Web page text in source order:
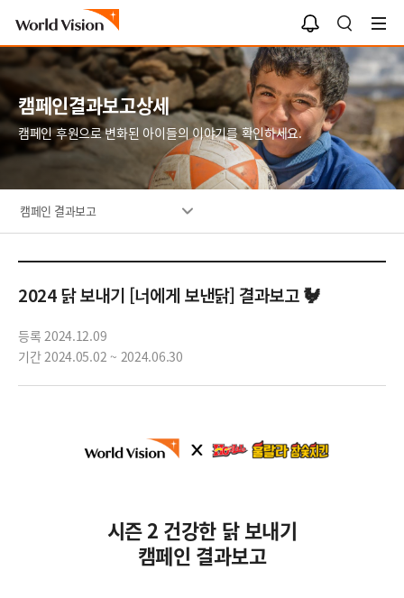
검
색
알
림
함
캠페인결과보고상세
캠페인 후원으로 변화된 아이들의 이야기를 확인하세요.
캠페인 결과보고
2024 닭 보내기 [너에게 보낸닭] 결과보고 🐓
등록 2024.12.09
기간 2024.05.02 ~ 2024.06.30
시즌 2 건강한 닭 보내기
캠페인 결과보고